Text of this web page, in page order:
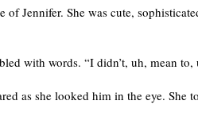
of Jennifer. She was cute,
with words. “I didn’t, uh, mean
as she looked him in the eye. She